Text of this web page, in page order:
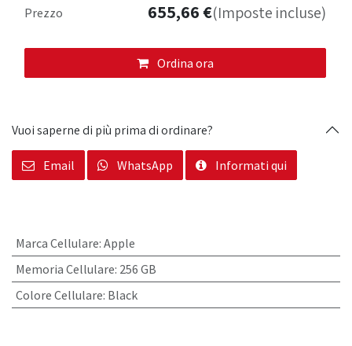
Ordina ora
Prezzo 655,66€(Imposte incluse)
Vuoi saperne di più prima di ordinare?
Email WhatsApp Informati qui
Marca Cellulare: Apple
Memoria Cellulare: 256 GB
Colore Cellulare: Black